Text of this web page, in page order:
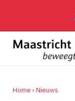
Home Nieuws